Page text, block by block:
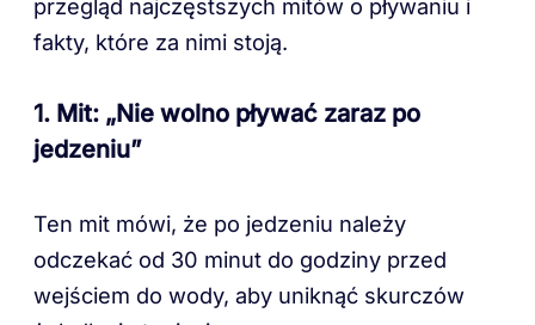
przegląd najczęstszych mitów o pływaniu i
fakty, które za nimi stoją.
1. Mit: „Nie wolno pływać zaraz po
jedzeniu”
Ten mit mówi, że po jedzeniu należy
odczekać od 30 minut do godziny przed
wejściem do wody, aby uniknąć skurczów